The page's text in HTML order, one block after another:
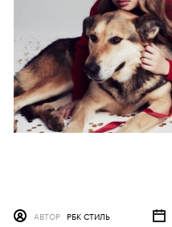
АВТОР РБК СТИЛЬ